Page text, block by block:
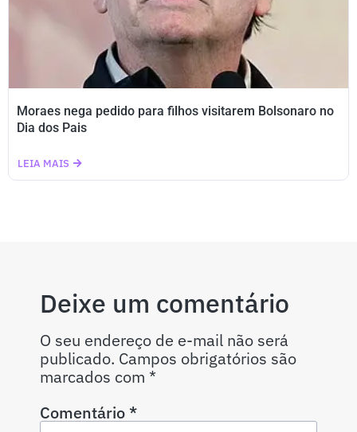
Moraes nega pedido para filhos visitarem Bolsonaro no
Dia dos Pais
LEIA MAIS
Deixe um comentário
O seu endereço de e-mail não será
publicado. Campos obrigatórios são
marcados com *
Comentário*